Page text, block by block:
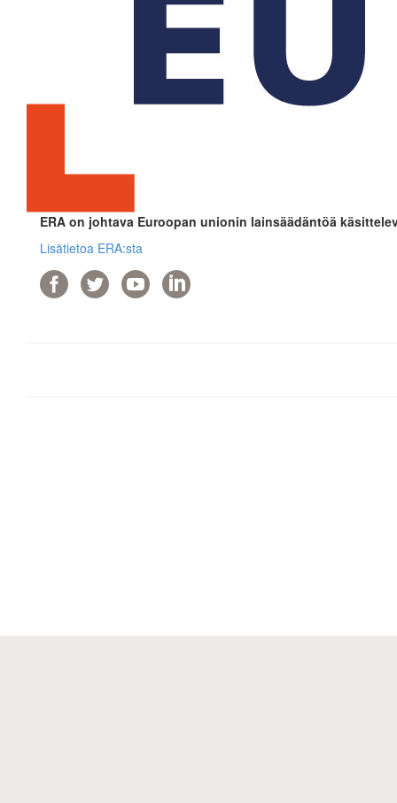
ERA on johtava Euroopan unionin lainsäädäntöä
Lisätietoa ERA:sta